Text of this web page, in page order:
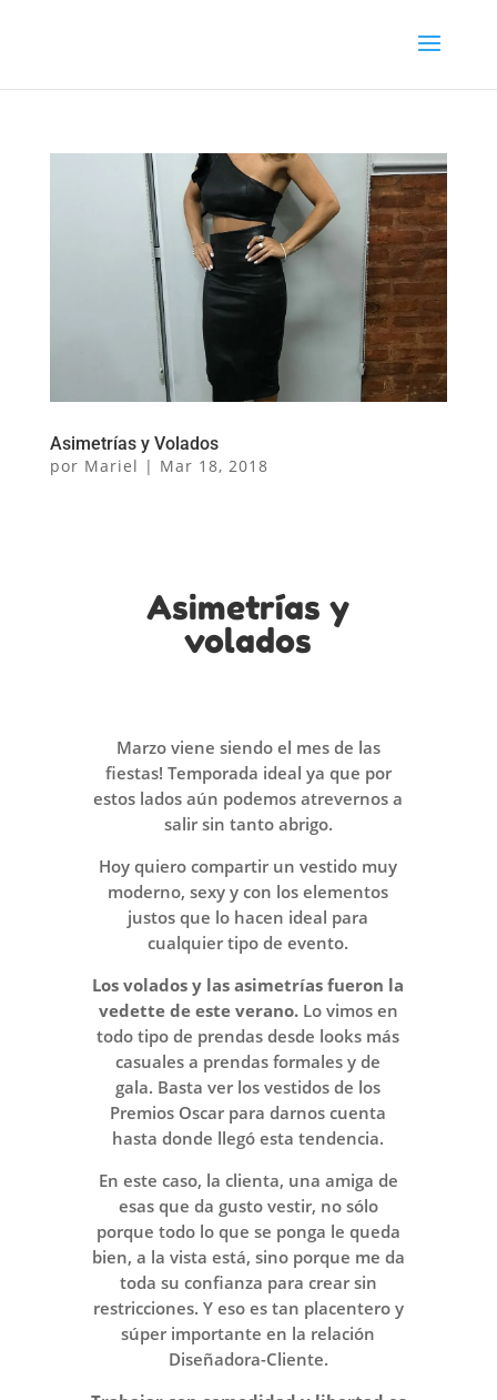
Asimetrías y Volados
por Mariel | Mar 18, 2018
Asimetrías y
volados
Marzo viene siendo el mes de las
fiestas! Temporada ideal ya que por
estos lados aún podemos atrevernos a
salir sin tanto abrigo.
Hoy quiero compartir un vestido muy
moderno, sexy y con los elementos
justos que lo hacen ideal para
cualquier tipo de evento.
Los volados y las asimetrías fueron la
vedette de este verano.Lo vimos en
todo tipo de prendas desde looks más
casuales a prendas formales y de
gala. Basta ver los vestidos de los
Premios Oscar para darnos cuenta
hasta donde llegó esta tendencia.
En este caso, la clienta, una amiga de
esas que da gusto vestir, no sólo
porque todo lo que se ponga le queda
bien, a la vista está, sino porque me da
toda su confianza para crear sin
restricciones. Y eso es tan placentero y
súper importante en la relación
Diseñadora-Cliente.